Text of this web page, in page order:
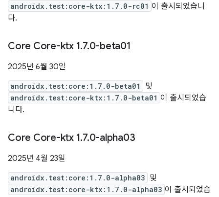
androidx.test:core-ktx:1.7.0-rc01 이 출시되었습니
다.
Core Core-ktx 1.7.0-beta01
2025년 6월 30일
androidx.test:core:1.7.0-beta01 및
androidx.test:core-ktx:1.7.0-beta01 이 출시되었습
니다.
Core Core-ktx 1.7.0-alpha03
2025년 4월 23일
androidx.test:core:1.7.0-alpha03 및
androidx.test:core-ktx:1.7.0-alpha03 이 출시되었습